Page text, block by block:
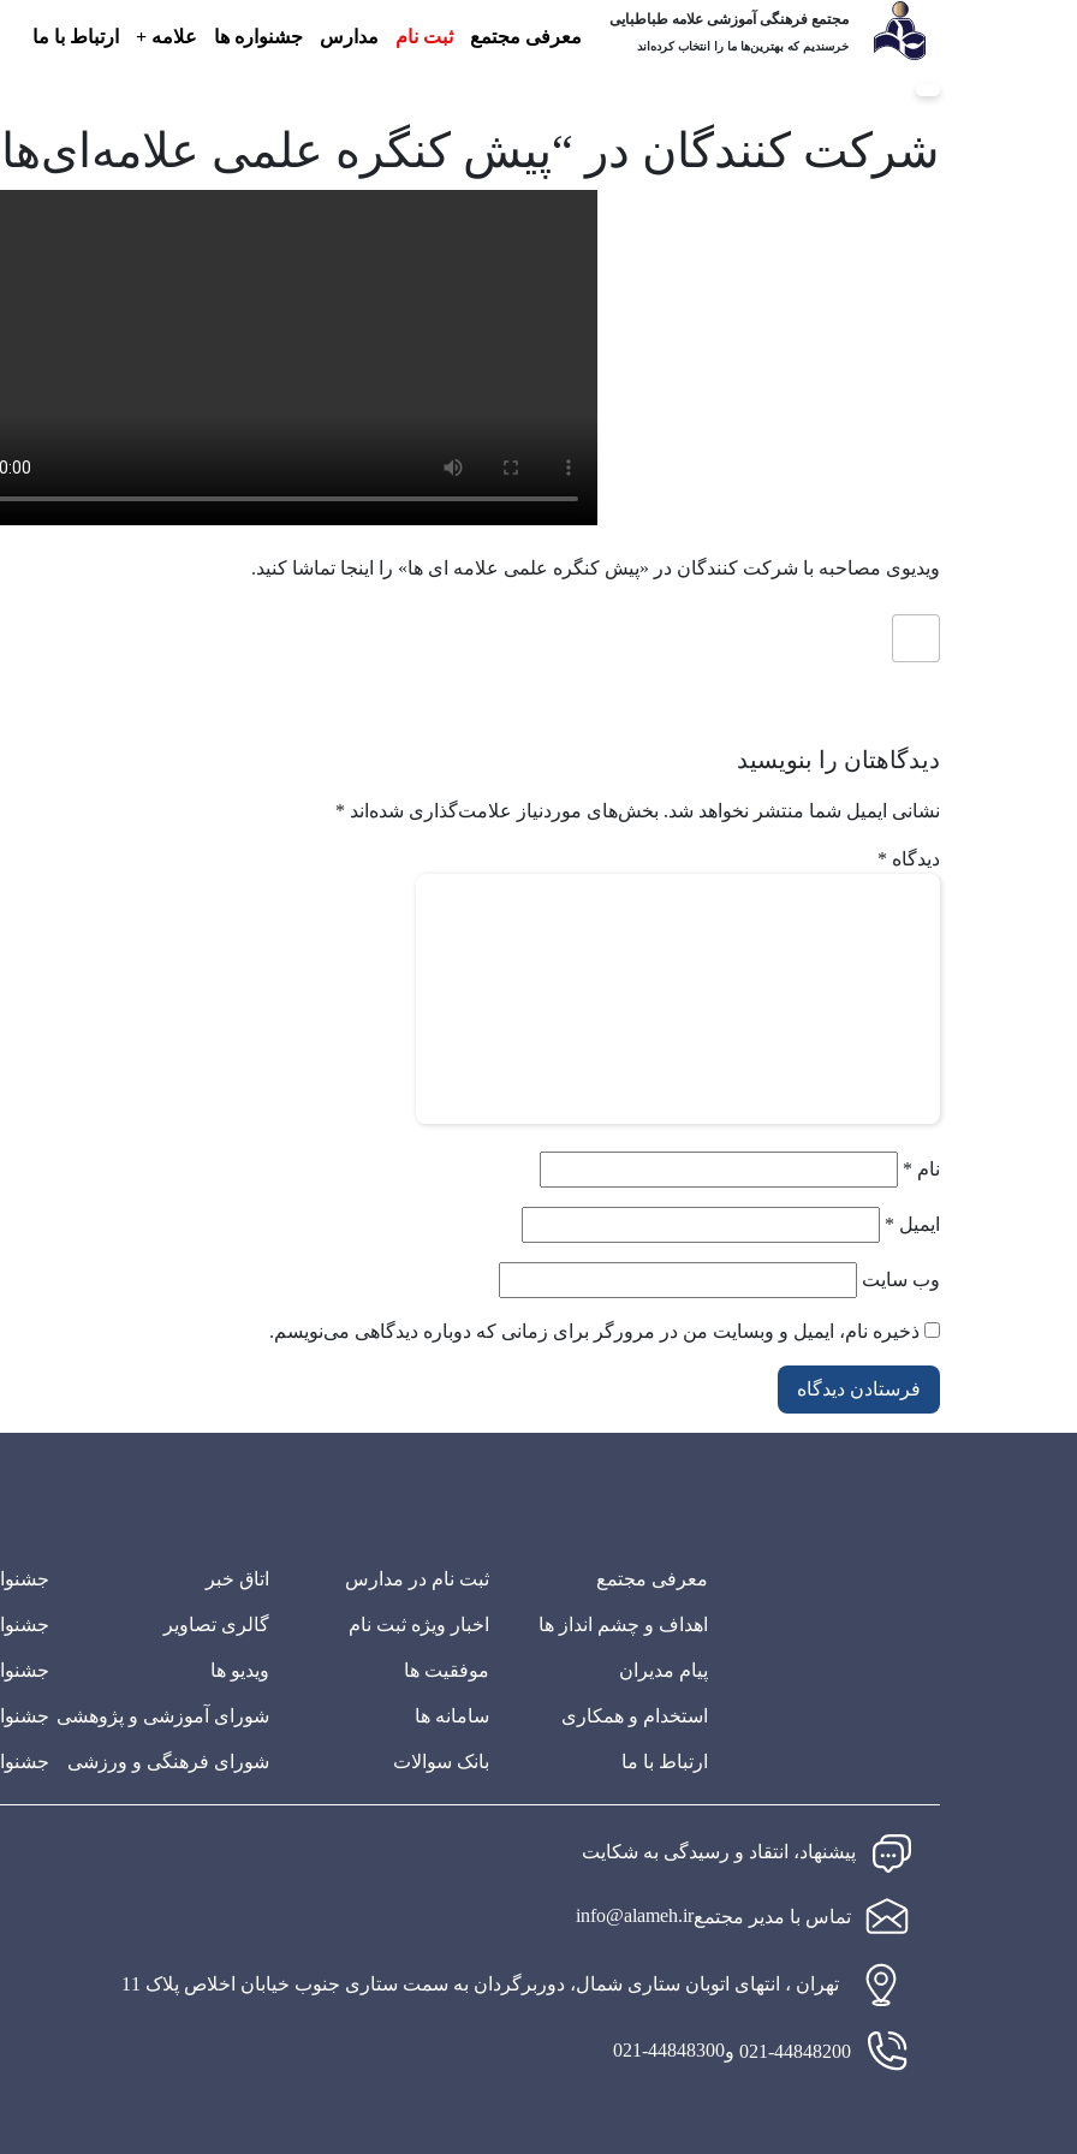
مجتمع فرهنگی آموزشی علامه طباطبایی
خرسندیم که بهترین‌ها ما را انتخاب کرده‌اند معرفی مجتمع ثبت نام مدارس جشنواره ها علامه + ارتباط با ما
شرکت کنندگان در “پیش کنگره علمی
ویدیوی مصاحبه با شرکت کنندگان در «پیش کنگره علمی علامه ای ها» را اینجا تماشا کنید.
دیدگاهتان را بنویسید
نشانی ایمیل شما منتشر نخواهد شد. بخش‌های موردنیاز علامت‌گذاری شده‌اند *
دیدگاه *
نام *
ایمیل *
وب‌ سایت
ذخیره نام، ایمیل و وبسایت من در مرورگر برای زمانی که دوباره دیدگاهی می‌نویسم.
معرفی مجتمع
اهداف و چشم انداز ها
پیام مدیران
استخدام و همکاری
ارتباط با ما
ثبت نام در مدارس
اخبار ویژه ثبت نام
موفقیت ها
سامانه ها
بانک سوالات
اتاق خبر
گالری تصاویر
ویدیو ها
شورای آموزشی و پژوهشی
شورای فرهنگی و ورزشی
پیشنهاد، انتقاد و رسیدگی به شکایت
تماس با مدیر مجتمعinfo@alameh.ir
تهران ، انتهای اتوبان ستاری شمال، دوربرگردان به سمت ستاری جنوب خیابان اخلاص پلاک 11
021-44848200 و 021-44848300